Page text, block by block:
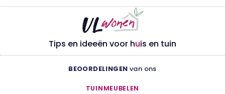
Tips en ideeën voor huis en tuin
BEOORDELINGEN van ons
TUINMEUBELEN